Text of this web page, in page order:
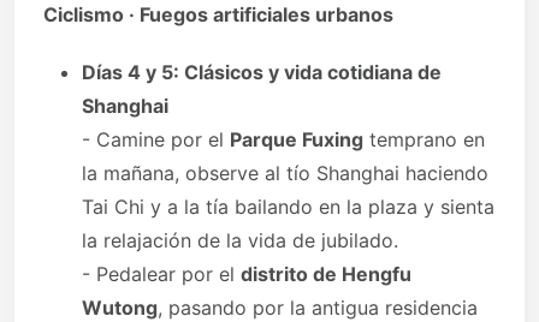
Ciclismo · Fuegos artificiales urbanos
Días 4 y 5: Clásicos y vida cotidiana de
Shanghai
- Camine por el Parque Fuxing temprano en
la mañana, observe al tío Shanghai haciendo
Tai Chi y a la tía bailando en la plaza y sienta
la relajación de la vida de jubilado.
- Pedalear por el distrito de Hengfu
Wutong, pasando por la antigua residencia